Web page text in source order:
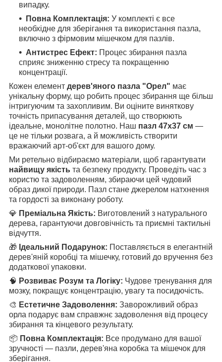
випадку.
Повна Комплектація: У комплекті є все
необхідне для зберігання та використання пазла,
включно з фірмовим мішечком для пазлів.
Антистрес Ефект: Процес збирання пазла
сприяє зниженню стресу та покращенню
концентрації.
Кожен елемент дерев'яного пазла "Орел" має
унікальну форму, що робить процес збирання ще більш
інтригуючим та захопливим. Ви оціните виняткову
точність припасування деталей, що створюють
ідеальне, монолітне полотно. Наш пазл 47x37 см —
це не тільки розвага, а й можливість створити
вражаючий арт-об'єкт для вашого дому.
Ми ретельно відбираємо матеріали, щоб гарантувати
найвищу якість та безпеку продукту. Проведіть час з
користю та задоволенням, збираючи цей чудовий
образ дикої природи. Пазл стане джерелом натхнення
та гордості за виконану роботу.
💎 Преміальна Якість: Виготовлений з натурального
дерева, гарантуючи довговічність та приємні тактильні
відчуття.
🎁 Ідеальний Подарунок: Поставляється в елегантній
дерев'яній коробці та мішечку, готовий до вручення без
додаткової упаковки.
🧠 Розвиває Розум та Логіку: Чудове тренування для
мозку, покращує концентрацію, увагу та посидючість.
🎨 Естетичне Задоволення: Заворожливий образ
орла подарує вам справжнє задоволення від процесу
збирання та кінцевого результату.
📦 Повна Комплектація: Все продумано для вашої
зручності — пазли, дерев'яна коробка та мішечок для
зберігання.